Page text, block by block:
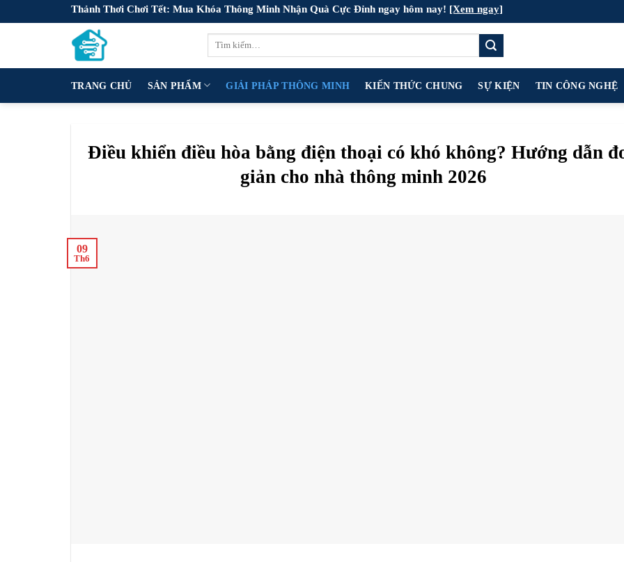
to
Thảnh Thơi Chơi Tết: Mua Khóa Thông Minh Nhận Quà Cực Đỉnh ngay hôm nay! [Xem ngay]
TRANG CHỦ SẢN PHẨM GIẢI PHÁP THÔNG MINH KIẾN THỨC CHUNG SỰ KIỆN TIN CÔNG NGHỆ
Điều khiển điều hòa bằng điện thoại có khó không? Hướng dẫn
giản cho nhà thông minh 2026
09
Th6